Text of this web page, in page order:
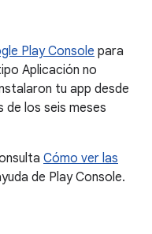
Play Console para
Aplicación no
tu app desde
de los seis meses
Cómo ver las
de Play Console.